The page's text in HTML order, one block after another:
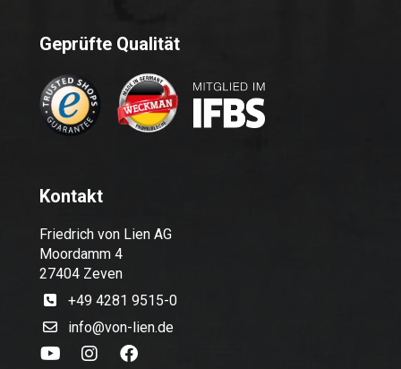
Geprüfte Qualität
Kontakt
Friedrich von Lien AG
Moordamm 4
27404 Zeven
+49 4281 9515-0
info@von-lien.de